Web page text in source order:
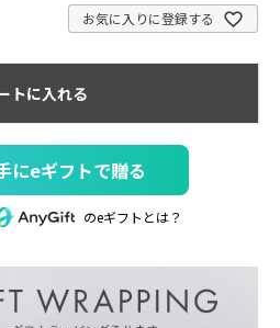
お気に入りに登録する
トに入れる
にeギフトで贈る
のeギフトとは？